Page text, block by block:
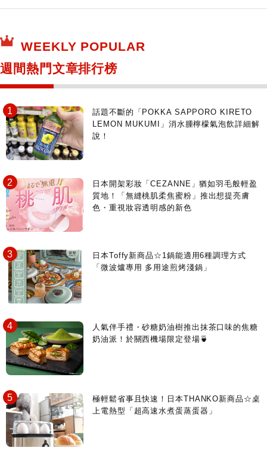
東京百貨店～TOKYO Depart～
WEEKLY POPULAR
週間熱門文章排行榜
話題不斷的「POKKA SAPPORO KIRETO
LEMON MUKUMI」消水腫檸檬氣泡飲詳細解
說！
日本開架彩妝「CEZANNE」猶如羽毛般輕盈
質地！「無縫桃肌柔焦蜜粉」推出想提亮膚
色・重視妝容透明感的新色
日本Toffy新商品☆1鍋能適用6種調理方式
「微波爐專用 多用途煎烤淺鍋」
人氣伴手禮・砂糖奶油樹推出抹茶口味的焦糖
奶油派！於關西機場限定登場🍵
極輕鬆省事且快速！日本THANKO新商品☆桌
上電熱型「超高速水煮蛋蒸蛋器」